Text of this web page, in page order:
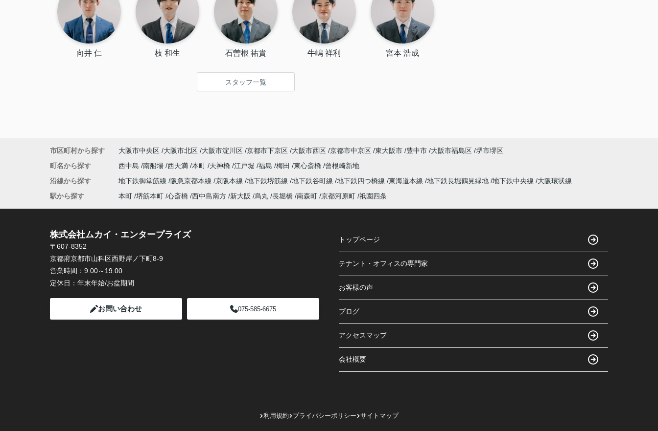
向井 仁 枝 和生 石曽根 祐貴 牛嶋 祥利 宮本 浩成
スタッフ一覧
市区町村から探す 大阪市中央区 大阪市北区 大阪市淀川区 京都市下京区 大阪市西区 京都市中京区 東大阪市 豊中市 大阪市福島区 堺市堺区
町名から探す
西中島 南船場 西天満 本町 天神橋 江戸堀 福島 梅田 東心斎橋
曾根崎新地
沿線から探す
地下鉄御堂筋線 阪急京都本線 京阪本線 地下鉄堺筋線 地下鉄谷町線 地下鉄四つ橋線 東海道本線 地下鉄長堀鶴見緑地 地下鉄中央線
大阪環状線
駅から探す
本町 堺筋本町 心斎橋 西中島南方 新大阪 烏丸 長堀橋 南森町 京都河原町 祇園四条
株式会社ムカイ・エンタープライズ
〒607-8352
京都府京都市山科区西野岸ノ下町8-9
営業時間： 9:00～19:00
定休日： 年末年始/お盆期間
お問い合わせ 075-585-6675
トップページ
テナント・オフィスの専門家
お客様の声
ブログ
アクセスマップ
会社概要
利用規約 プライバシーポリシー サイトマップ